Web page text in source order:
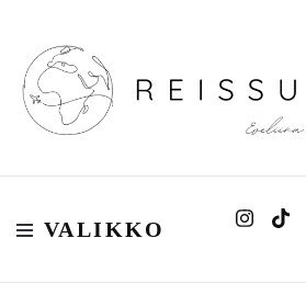
Reissukuume
VALIKKO